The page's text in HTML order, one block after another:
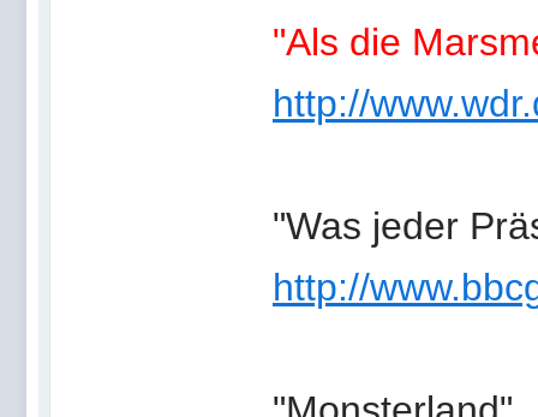
"Als die
http://
"Was jeder
http://